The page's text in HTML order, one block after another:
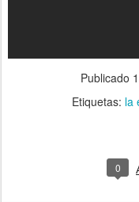
Publicado
Etiquetas: la
0